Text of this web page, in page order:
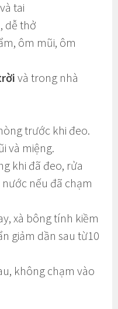
tai
dễ thở
ôm mũi, ôm
và trong nhà
trước khi đeo.
và miệng.
khi đã đeo, rửa
nếu đã chạm
xà bông tính kiềm
giảm dần sau từ10
không chạm vào